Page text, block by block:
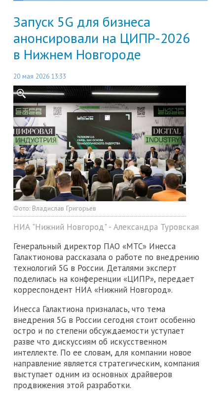
Запуск 5G для бизнеса
анонсировали на ЦИПР-2026
в Нижнем Новгороде
20 мая 2026 13:33
Фото: Владислав Григорьев
НИА "Нижний Новгород" - Александра Туровская
Генеральный директор ПАО «МТС» Инесса
Галактионова рассказала о работе по внедрению
технологий 5G в России. Деталями эксперт
поделилась на конференции «ЦИПР», передает
корреспондент НИА «Нижний Новгород».
Инесса Галактиона призналась, что тема
внедрения 5G в России сегодня стоит особенно
остро и по степени обсуждаемости уступает
разве что дискуссиям об искусственном
интеллекте. По ее словам, для компании новое
направление является стратегическим, компания
выступает одним из основных драйверов
продвижения этой разработки.